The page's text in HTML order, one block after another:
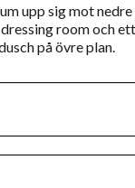
upp sig mot
room och
på övre plan.